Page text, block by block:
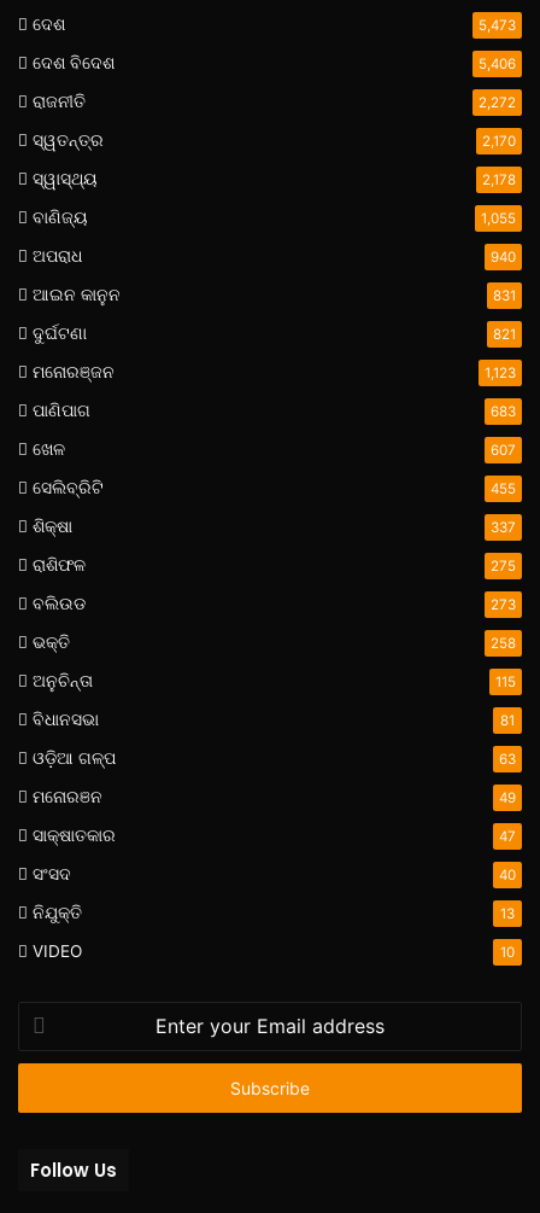
ଦେଶ 5,473
ଦେଶ ବିଦେଶ 5,406
ରାଜନୀତି 2,272
ସ୍ୱତନ୍ତ୍ର 2,170
ସ୍ୱାସ୍ଥ୍ୟ 2,178
ବାଣିଜ୍ୟ 1,055
ଅପରାଧ 940
ଆଇନ କାନୁନ 831
ଦୁର୍ଘଟଣା 821
ମନୋରଞ୍ଜନ 1,123
ପାଣିପାଗ 683
ଖେଳ 607
ସେଲିବ୍ରିଟି 455
ଶିକ୍ଷା 337
ରାଶିଫଳ 275
ବଲିଉଡ 273
ଭକ୍ତି 258
ଅନୁଚିନ୍ତା 115
ବିଧାନସଭା 81
ଓଡ଼ିଆ ଗଳ୍ପ 63
ମନୋରଞନ 49
ସାକ୍ଷାତକାର 47
ସଂସଦ 40
ନିଯୁକ୍ତି 13
VIDEO 10
your
Email
Follow Us